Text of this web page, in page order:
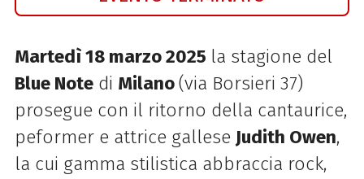
Martedì 18 marzo 2025 la stagione del
Blue Notedi Milano(via Borsieri 37)
prosegue con il ritorno della cantaurice,
peformer e attrice gallese Judith Owen,
la cui gamma stilistica abbraccia rock,